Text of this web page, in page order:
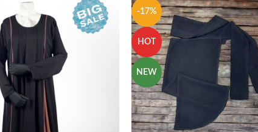
-17%
HOT
NEW